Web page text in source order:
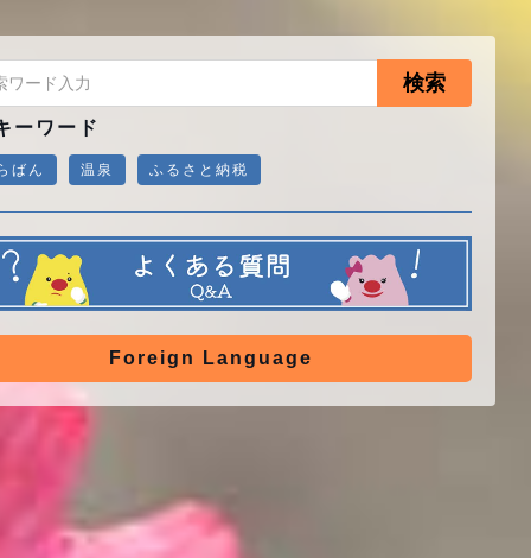
検索
ーワード
ばん 温泉 ふるさと納税
Foreign Language